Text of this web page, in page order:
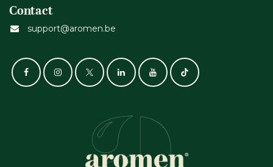
Contact
support@aromen.be